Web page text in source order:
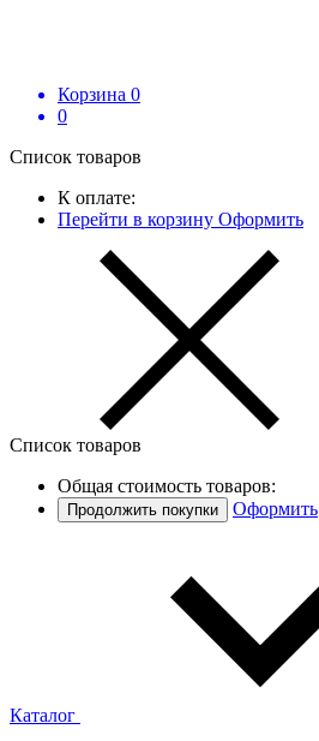
Корзина 0
0
Список товаров
К оплате:
Перейти в корзину Оформить
Список товаров
Общая стоимость товаров:
Продолжить покупки Оформить
Каталог